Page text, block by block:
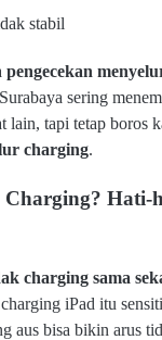
stabil
pengecekan
sering
lain, tapi tetap boros
charging.
Hati-
charging sama
iPad itu
aus bisa bikin arus